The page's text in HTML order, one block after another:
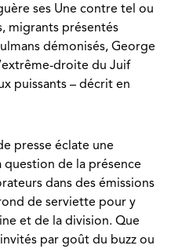
ses Une contre tel ou
migrants présentés
démonisés, George
droite du Juif
puissants – décrit en
presse éclate une
question de la présence
dans des émissions
de serviette pour y
et de la division. Que
par goût du buzz ou